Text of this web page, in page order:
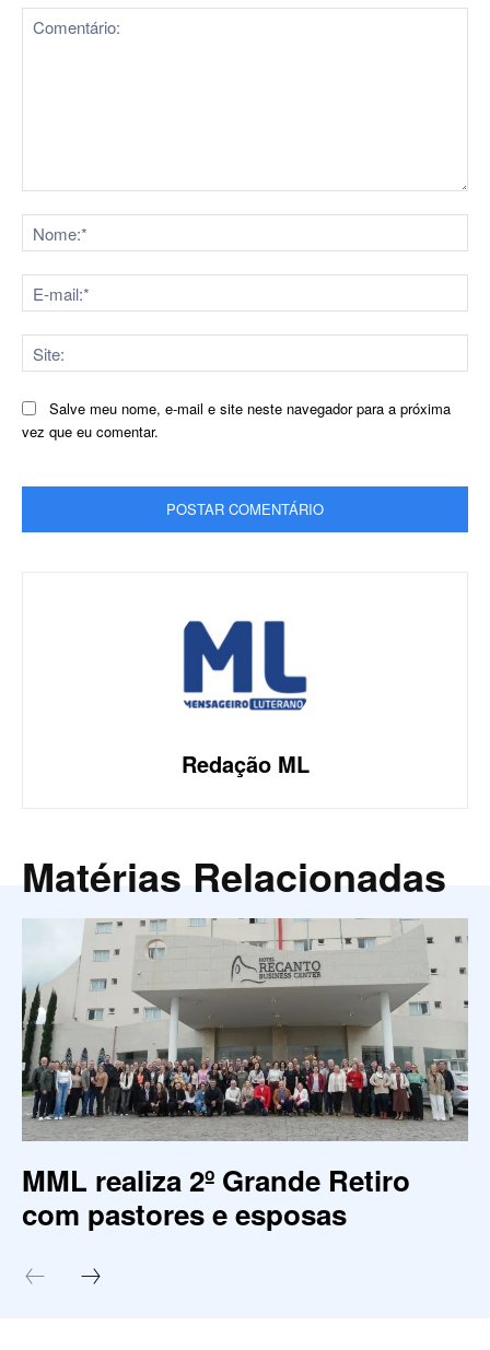
Salve meu nome, e-mail e site neste navegador para a próxima
vez que eu comentar.
Redação ML
Matérias Relacionadas
MML realiza 2º Grande Retiro
com pastores e esposas